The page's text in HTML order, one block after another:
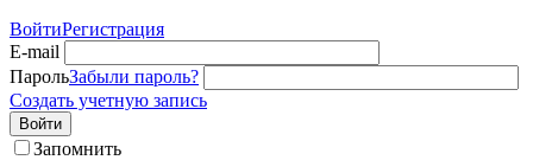
ВойтиРегистрация
E-mail
ПарольЗабыли пароль?
Создать учетную запись
Войти
Запомнить